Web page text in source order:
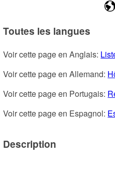
Toutes les langues
Voir cette page en Anglais:
Voir cette page en Allemand:
Voir cette page en Portugais:
Voir cette page en Espagnol:
Description